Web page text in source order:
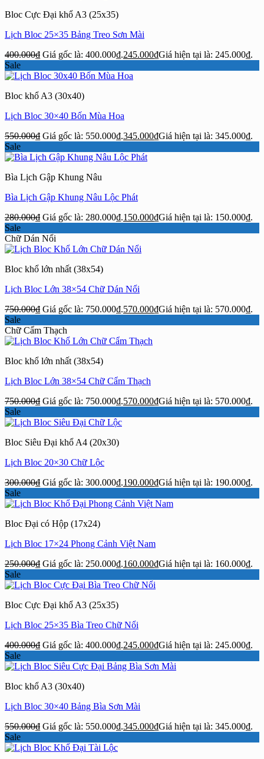
Bloc Cực Đại khổ A3 (25x35)
Lịch Bloc 25×35 Bảng Treo Sơn Mài
400.000₫ Giá gốc là: 400.000₫.245.000₫Giá hiện tại là: 245.000₫.
Sale
Bloc khổ A3 (30x40)
Lịch Bloc 30×40 Bốn Mùa Hoa
550.000₫ Giá gốc là: 550.000₫.345.000₫Giá hiện tại là: 345.000₫.
Sale
Bìa Lịch Gập Khung Nâu
Bìa Lịch Gập Khung Nâu Lộc Phát
280.000₫ Giá gốc là: 280.000₫.150.000₫Giá hiện tại là: 150.000₫.
Sale
Chữ Dán Nổi
Bloc khổ lớn nhất (38x54)
Lịch Bloc Lớn 38×54 Chữ Dán Nổi
750.000₫ Giá gốc là: 750.000₫.570.000₫Giá hiện tại là: 570.000₫.
Sale
Chữ Cẩm Thạch
Bloc khổ lớn nhất (38x54)
Lịch Bloc Lớn 38×54 Chữ Cẩm Thạch
750.000₫ Giá gốc là: 750.000₫.570.000₫Giá hiện tại là: 570.000₫.
Sale
Bloc Siêu Đại khổ A4 (20x30)
Lịch Bloc 20×30 Chữ Lộc
300.000₫ Giá gốc là: 300.000₫.190.000₫Giá hiện tại là: 190.000₫.
Sale
Bloc Đại có Hộp (17x24)
Lịch Bloc 17×24 Phong Cảnh Việt Nam
250.000₫ Giá gốc là: 250.000₫.160.000₫Giá hiện tại là: 160.000₫.
Sale
Bloc Cực Đại khổ A3 (25x35)
Lịch Bloc 25×35 Bìa Treo Chữ Nổi
400.000₫ Giá gốc là: 400.000₫.245.000₫Giá hiện tại là: 245.000₫.
Sale
Bloc khổ A3 (30x40)
Lịch Bloc 30×40 Bảng Bìa Sơn Mài
550.000₫ Giá gốc là: 550.000₫.345.000₫Giá hiện tại là: 345.000₫.
Sale